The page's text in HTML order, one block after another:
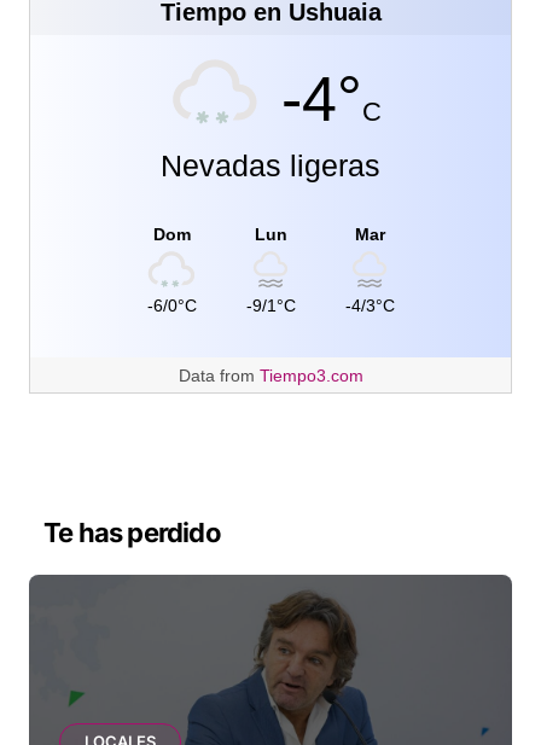
Tiempo en Ushuaia
-4°C
Nevadas ligeras
Dom
-6/0°C
Lun
-9/1°C
Mar
-4/3°C
Data from Tiempo3.com
Te has perdido